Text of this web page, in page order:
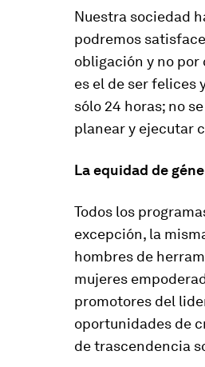
Nuestra sociedad
podremos
obligación y no
es el de ser felices
sólo 24 horas; no
planear y ejecutar
La equidad de
Todos los
excepción, la
hombres de
mujeres
promotores del
oportunidades de
de trascendencia